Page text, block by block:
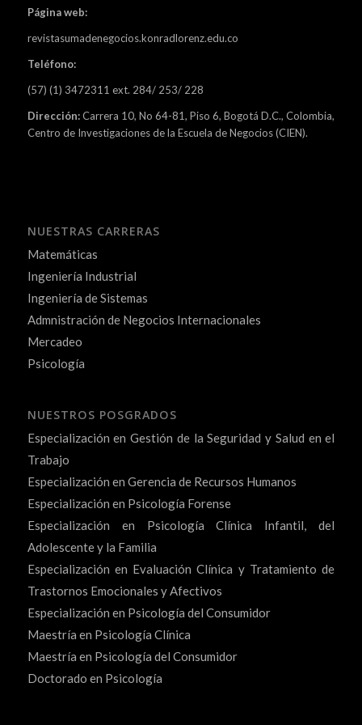
Página web:
revistasumadenegocios.konradlorenz.edu.co
Teléfono:
(57) (1) 3472311 ext. 284/ 253/ 228
Dirección:Carrera 10, No 64-81, Piso 6, Bogotá D.C., Colombia,
Centro de Investigaciones de la Escuela de Negocios (CIEN).
NUESTRAS CARRERAS
Matemáticas
Ingeniería Industrial
Ingeniería de Sistemas
Admnistración de Negocios Internacionales
Mercadeo
Psicología
NUESTROS POSGRADOS
Especialización en Gestión de la Seguridad y Salud en el
Trabajo
Especialización en Gerencia de Recursos Humanos
Especialización en Psicología Forense
Especialización en Psicología Clínica Infantil, del
Adolescente y la Familia
Especialización en Evaluación Clínica y Tratamiento de
Trastornos Emocionales y Afectivos
Especialización en Psicología del Consumidor
Maestría en Psicología Clínica
Maestría en Psicología del Consumidor
Doctorado en Psicología